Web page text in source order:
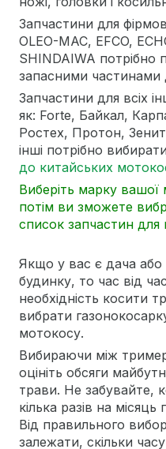
Запчастини для
OLEO-MAC, EFCO,
SHINDAIWA потрібно
запасними частинами
Запчастини для всіх
як: Forte, Байкал,
Ростех, Протон,
інші потрібно
до китайських
Виберіть марку
потім ви зможете
список запчастин для
Якщо у вас є дача
будинку, то час від
необхідність косити
вибрати
мотокосу.
Вибираючи між
оцініть обсяги
трави. Не забувайте,
кілька разів на
Від правильного
залежати, скільки